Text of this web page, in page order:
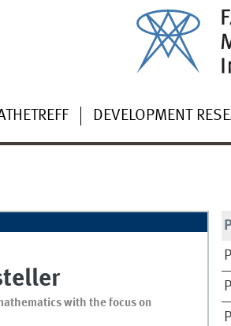
DEVELOPMENT
with the focus on